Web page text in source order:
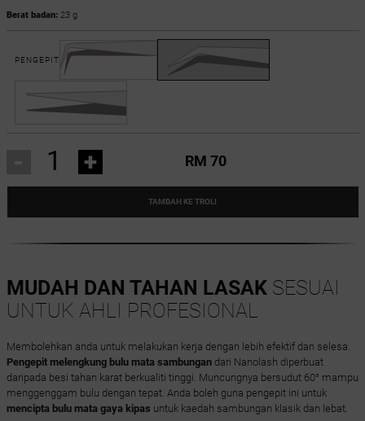
Berat badan:23 g
PENGEPIT
+ RM 70
TAMBAH KE TROLI
MUDAH DAN TAHAN LASAKSESUAI
UNTUK AHLI PROFESIONAL
Membolehkan anda untuk melakukan kerja dengan lebih efektif dan selesa.
Pengepit melengkung bulu mata sambungandari Nanolash diperbuat
daripada besi tahan karat berkualiti tinggi. Muncungnya bersudut 60° mampu
menggenggam bulu dengan tepat. Anda boleh guna pengepit ini untuk
mencipta bulu mata gaya kipas untuk kaedah sambungan klasik dan lebat.